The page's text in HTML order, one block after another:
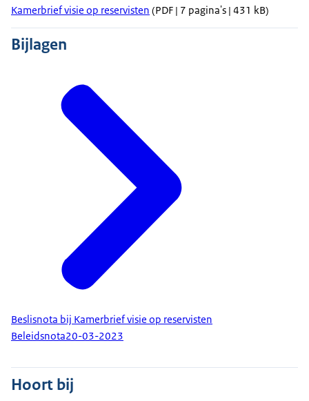
Kamerbrief visie op reservisten (PDF | 7 pagina's | 431 kB)
Bijlagen
Beslisnota bij Kamerbrief visie op reservisten
Beleidsnota20-03-2023
Hoort bij